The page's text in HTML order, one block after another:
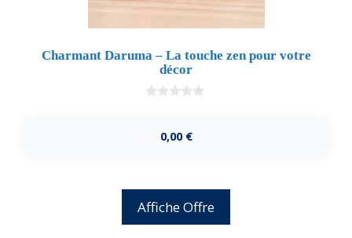
Charmant Daruma – La touche zen pour votre
décor
0,00 €
Affiche Offre